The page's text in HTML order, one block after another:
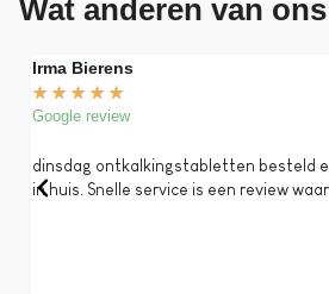
Wat anderen van
Irma Bierens
★ ★ ★ ★ ★
Google review
dinsdag ontkalkingstabletten besteld
in huis. Snelle service is een review